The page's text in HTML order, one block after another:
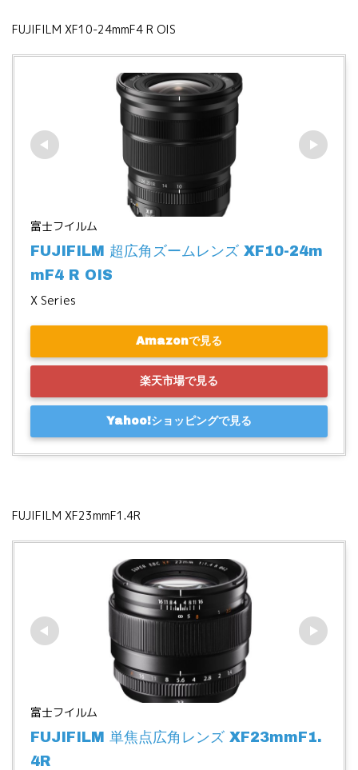
FUJIFILM XF10-24mmF4 R OIS
富士フイルム
FUJIFILM 超広角ズームレンズ XF10-24m
mF4 R OIS
X Series
Amazonで見る
楽天市場で見る
Yahoo!ショッピングで見る
FUJIFILM XF23mmF1.4R
富士フイルム
FUJIFILM 単焦点広角レンズ XF23mmF1.
4R